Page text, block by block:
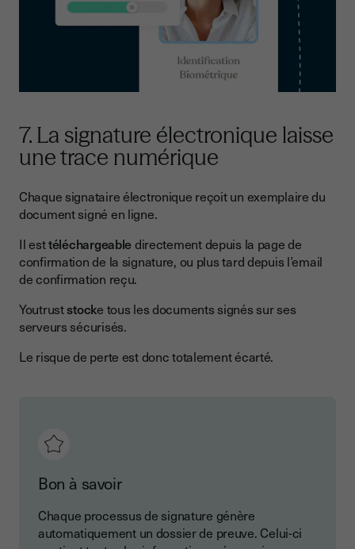
7. La signature électronique laisse
une trace numérique
Chaque signataire électronique reçoit un exemplaire du
document signé en ligne.
Il esttéléchargeabledirectement depuis la page de
confirmation de la signature, ou plus tard depuis l’email
de confirmation reçu.
Youtruststocke tous les documents signés sur ses
serveurs sécurisés.
Le risque de perte est donc totalement écarté.
Bon à savoir
Chaque processus de signature génère
automatiquement un dossier de preuve. Celui-ci